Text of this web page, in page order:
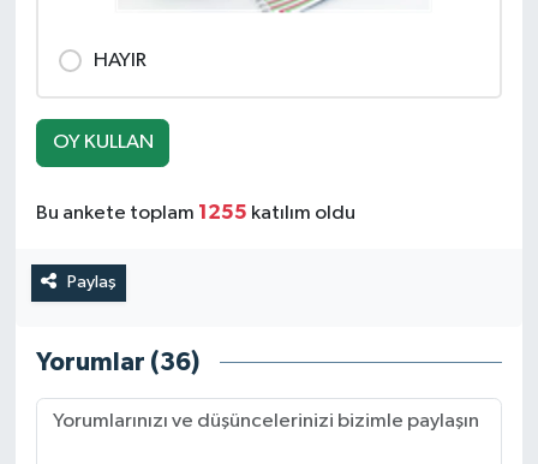
HAYIR
OY KULLAN
Bu ankete toplam 1255 katılım oldu
Paylaş
Yorumlar (36)